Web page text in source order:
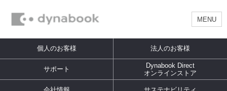
MENU
個人のお客様 法人のお客様
サポート
Dynabook Direct
オンラインストア